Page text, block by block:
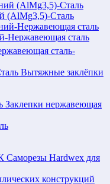
(AlMg3,5)-Сталь
Нержавеющая сталь
сталь-
Вытяжные заклёпки
Заклепки нержавеющая
Саморезы Hardwex для